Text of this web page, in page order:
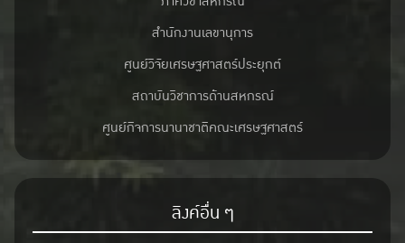
สำนักงานเลขานุการ
ศูนย์วิจัยเศรษฐศาสตร์ประยุกต์
สถาบันวิชาการด้านสหกรณ์
ศูนย์กิจการนานาชาติคณะเศรษฐศาสตร์
ลิงค์อื่น ๆ